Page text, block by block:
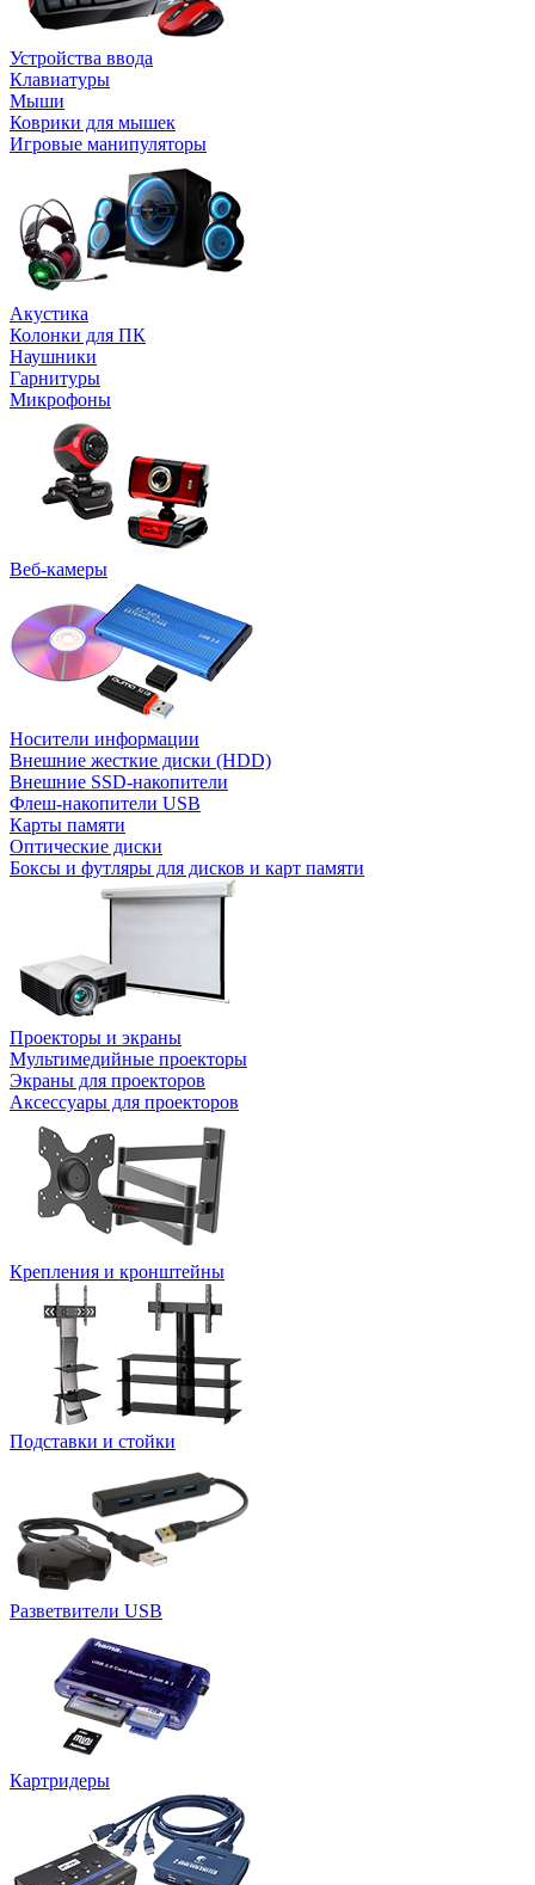
Устройства ввода
Клавиатуры
Мыши
Коврики для мышек
Игровые манипуляторы
Акустика
Колонки для ПК
Наушники
Гарнитуры
Микрофоны
Веб-камеры
Носители информации
Внешние жесткие диски (HDD)
Внешние SSD-накопители
Флеш-накопители USB
Карты памяти
Оптические диски
Боксы и футляры для дисков и карт памяти
Проекторы и экраны
Мультимедийные проекторы
Экраны для проекторов
Аксессуары для проекторов
Крепления и кронштейны
Подставки и стойки
Разветвители USB
Картридеры